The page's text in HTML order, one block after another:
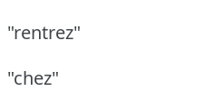
"rentrez"
"chez"